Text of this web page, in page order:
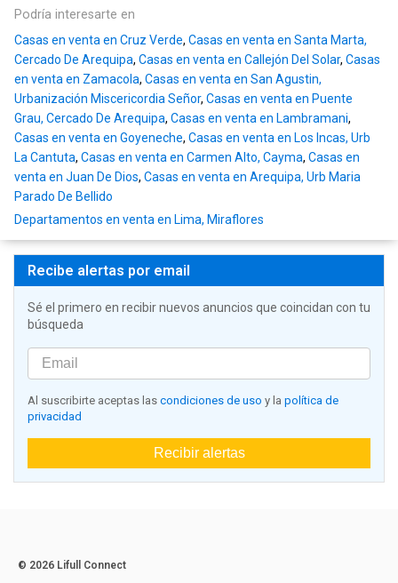
Podría interesarte en
Casas en venta en Cruz Verde, Casas en venta en Santa Marta,
Cercado De Arequipa, Casas en venta en Callejón Del Solar, Casas
en venta en Zamacola, Casas en venta en San Agustin,
Urbanización Miscericordia Señor, Casas en venta en Puente
Grau, Cercado De Arequipa, Casas en venta en Lambramani,
Casas en venta en Goyeneche, Casas en venta en Los Incas, Urb
La Cantuta, Casas en venta en Carmen Alto, Cayma, Casas en
venta en Juan De Dios, Casas en venta en Arequipa, Urb Maria
Parado De Bellido
Departamentos en venta en Lima, Miraflores
Recibe alertas por email
Sé el primero en recibir nuevos anuncios que coincidan con tu
búsqueda
Al suscribirte aceptas las condiciones de uso y la política de
privacidad
Recibir alertas
© 2026 Lifull Connect